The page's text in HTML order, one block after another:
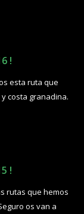
!
esta ruta que
costa granadina.
!
rutas que hemos
os van a